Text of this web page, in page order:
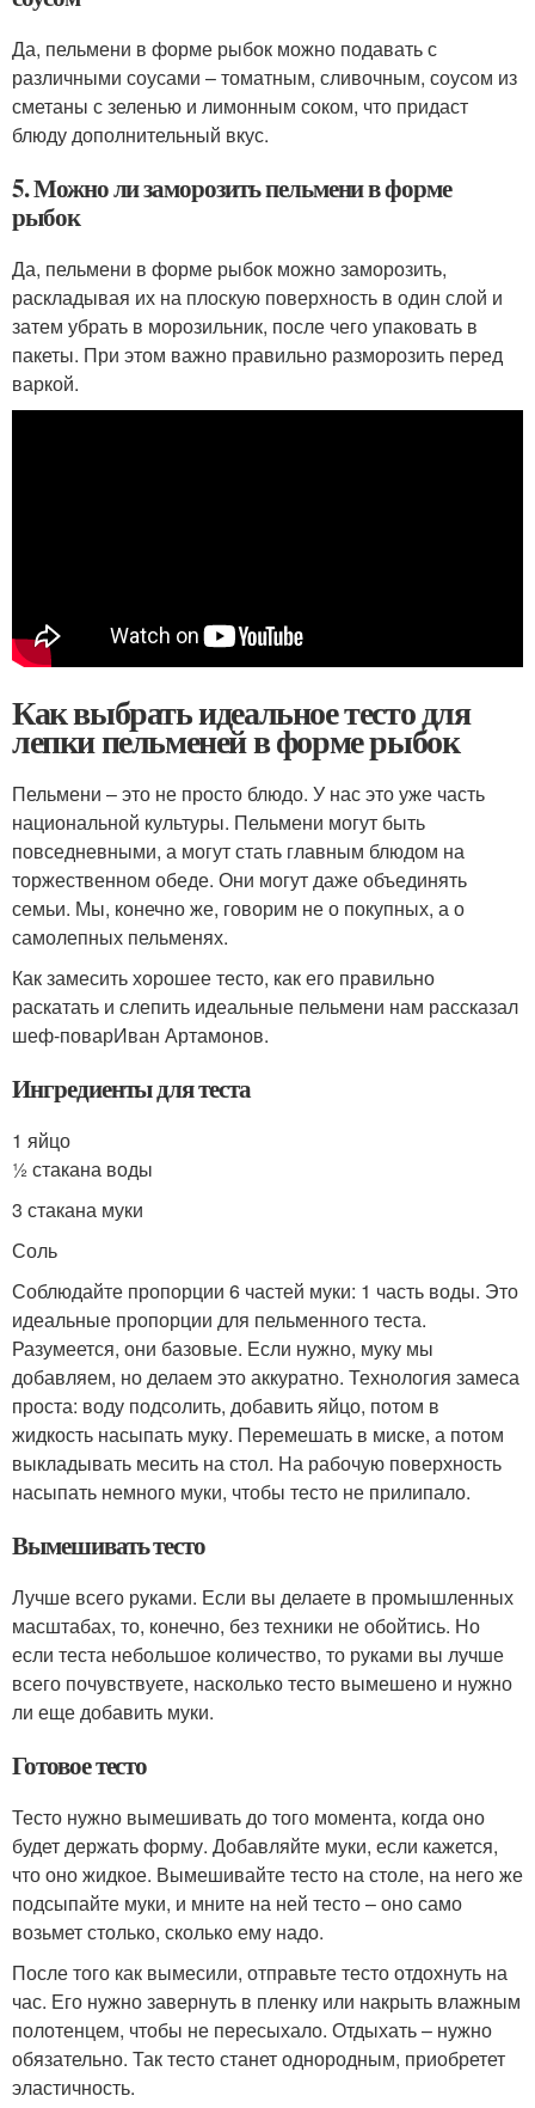
Да, пельмени в форме рыбок можно подавать с
различными соусами – томатным, сливочным, соусом из
сметаны с зеленью и лимонным соком, что придаст
блюду дополнительный вкус.
5. Можно ли заморозить пельмени в форме
рыбок
Да, пельмени в форме рыбок можно заморозить,
раскладывая их на плоскую поверхность в один слой и
затем убрать в морозильник, после чего упаковать в
пакеты. При этом важно правильно разморозить перед
варкой.
Как выбрать идеальное тесто для
лепки пельменей в форме рыбок
Пельмени – это не просто блюдо. У нас это уже часть
национальной культуры. Пельмени могут быть
повседневными, а могут стать главным блюдом на
торжественном обеде. Они могут даже объединять
семьи. Мы, конечно же, говорим не о покупных, а о
самолепных пельменях.
Как замесить хорошее тесто, как его правильно
раскатать и слепить идеальные пельмени нам рассказал
шеф-поварИван Артамонов.
Ингредиенты для теста
1 яйцо
½ стакана воды
3 стакана муки
Соль
Соблюдайте пропорции 6 частей муки: 1 часть воды. Это
идеальные пропорции для пельменного теста.
Разумеется, они базовые. Если нужно, муку мы
добавляем, но делаем это аккуратно. Технология замеса
проста: воду подсолить, добавить яйцо, потом в
жидкость насыпать муку. Перемешать в миске, а потом
выкладывать месить на стол. На рабочую поверхность
насыпать немного муки, чтобы тесто не прилипало.
Вымешивать тесто
Лучше всего руками. Если вы делаете в промышленных
масштабах, то, конечно, без техники не обойтись. Но
если теста небольшое количество, то руками вы лучше
всего почувствуете, насколько тесто вымешено и нужно
ли еще добавить муки.
Готовое тесто
Тесто нужно вымешивать до того момента, когда оно
будет держать форму. Добавляйте муки, если кажется,
что оно жидкое. Вымешивайте тесто на столе, на него же
подсыпайте муки, и мните на ней тесто – оно само
возьмет столько, сколько ему надо.
После того как вымесили, отправьте тесто отдохнуть на
час. Его нужно завернуть в пленку или накрыть влажным
полотенцем, чтобы не пересыхало. Отдыхать – нужно
обязательно. Так тесто станет однородным, приобретет
эластичность.